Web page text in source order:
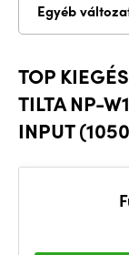
TOP
TILTA NP-
INPUT